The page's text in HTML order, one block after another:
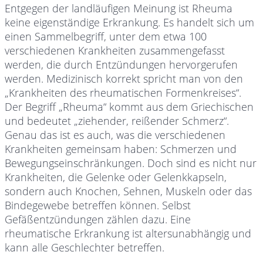
Entgegen der landläufigen Meinung ist Rheuma
keine eigenständige Erkrankung. Es handelt sich um
einen Sammelbegriff, unter dem etwa 100
verschiedenen Krankheiten zusammengefasst
werden, die durch Entzündungen hervorgerufen
werden. Medizinisch korrekt spricht man von den
„Krankheiten des rheumatischen Formenkreises“.
Der Begriff „Rheuma“ kommt aus dem Griechischen
und bedeutet „ziehender, reißender Schmerz“.
Genau das ist es auch, was die verschiedenen
Krankheiten gemeinsam haben: Schmerzen und
Bewegungseinschränkungen. Doch sind es nicht nur
Krankheiten, die Gelenke oder Gelenkkapseln,
sondern auch Knochen, Sehnen, Muskeln oder das
Bindegewebe betreffen können. Selbst
Gefäßentzündungen zählen dazu. Eine
rheumatische Erkrankung ist altersunabhängig und
kann alle Geschlechter betreffen.